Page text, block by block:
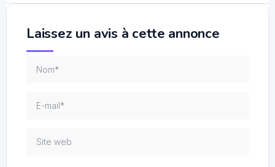
Laissez un avis à cette annonce